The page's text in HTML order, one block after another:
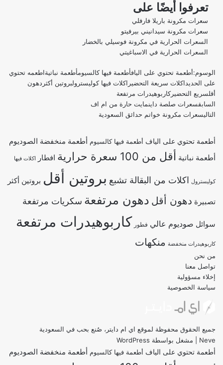
تعرفوا أيضًا على
سعرات مكرونة باريلا فارفلي
سعرات مكرونة سيدانيني بيرفيتو
السعرات الحرارية في مكرونة فوسيلي بالخضار
السعرات الحرارية في الاسباغيتي
الوسوم:أطعمة تحتوي على اليافأطعمة فيها كالسيومأطعمة نباتيةاطعمه تحتوي
على الحديداكلات سريعة التحضير اكلات فيها كوليسترولبروتين أكثر دهون
أقلسريع التحضيركاربوهيدرات مرتفعة
السابقسعرات صلصة داينمايت حارة من ام اف
التاليسعرات مكرونة خواتم حدائق السعودية
أطعمة تحتوي على الياف أطعمة فيها كالسيوم أطعمة منخفضة الصوديوم
أطعمة نباتية أقل من 100 سعرة حرارية افطار اكلات فيها
كوليسترول اكلات من البقالة تشبع بروتين أقل بروتين أكثر
تصبيرة دهون أقل دهون مرتفعة سكريات مرتفعة
سوائل صوديوم عالي فطور كاربوهيدرات مرتفعة
كاربوهيدرات منخفضة منكهات
من نحن
تواصل معنا
إخلاء مسؤولية
سياسة الخصوصية
جميع الحقوق محفوظة لموقع اي ام دايتر، صُنع بحب في السعودية
Neve | مشغل بواسطة WordPress
أطعمة تحتوي على الياف أطعمة فيها كالسيوم أطعمة منخفضة الصوديوم